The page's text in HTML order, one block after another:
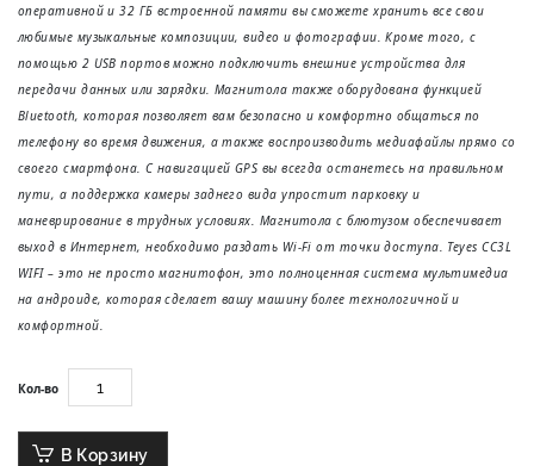
оперативной и 32 ГБ встроенной памяти вы сможете хранить все свои
любимые музыкальные композиции, видео и фотографии. Кроме того, с
помощью 2 USB портов можно подключить внешние устройства для
передачи данных или зарядки. Магнитола также оборудована функцией
Bluetooth, которая позволяет вам безопасно и комфортно общаться по
телефону во время движения, а также воспроизводить медиафайлы прямо со
своего смартфона. С навигацией GPS вы всегда останетесь на правильном
пути, а поддержка камеры заднего вида упростит парковку и
маневрирование в трудных условиях. Магнитола с блютузом обеспечивает
выход в Интернет, необходимо раздать Wi-Fi от точки доступа. Teyes CC3L
WIFI – это не просто магнитофон, это полноценная система мультимедиа
на андроиде, которая сделает вашу машину более технологичной и
комфортной.
Кол-во
В Корзину